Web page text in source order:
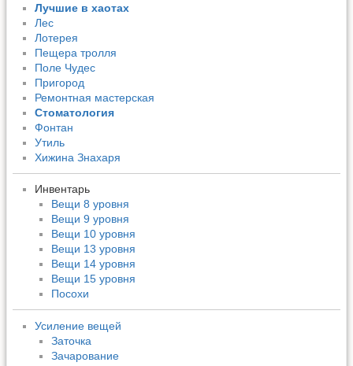
Лучшие в хаотах
Лес
Лотерея
Пещера тролля
Поле Чудес
Пригород
Ремонтная мастерская
Стоматология
Фонтан
Утиль
Хижина Знахаря
Инвентарь
Вещи 8 уровня
Вещи 9 уровня
Вещи 10 уровня
Вещи 13 уровня
Вещи 14 уровня
Вещи 15 уровня
Посохи
Усиление вещей
Заточка
Зачарование